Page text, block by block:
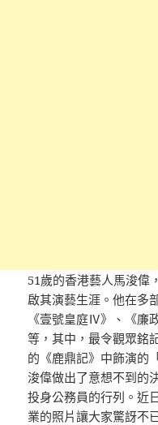
51歲的香港藝人馬浚偉
啟其演藝生涯。他在多
《壹號皇庭Ⅳ》、《廉
等，其中，最令觀眾銘
的《鹿鼎記》中飾演的
浚偉做出了意想不到的
投身公務員的行列。近
業的照片讓大家驚訝不